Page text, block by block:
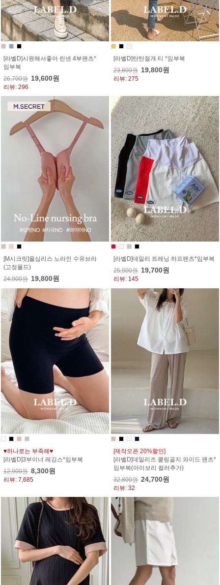
[라벨D]시원해서좋아 린넨 4부팬츠*
임부복
26,700원 19,600원
리뷰: 296
[라벨D]탄탄절개 티 *임부복
23,800원 19,800원
리뷰: 275
[M시크릿]올심리스 노라인 수유브라
(고정몰드)
24,900원 19,800원
[라벨D]데일리 트레닝 하프팬츠*임부복
25,900원 19,700원
리뷰: 145
♥하나로는 부족해♥
[라벨D]3부이너 레깅스*임부복
12,900원 8,300원
리뷰: 7,685
[제작오픈 20%할인]
[라벨D]데일리즈 쿨링골지 와이드 팬츠*
임부복(아이보리 컬러추가)
32,800원 24,700원
리뷰: 32